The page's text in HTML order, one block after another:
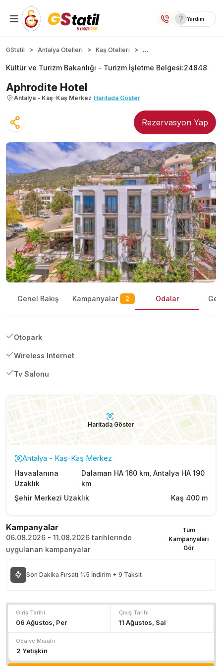
Yurt İçi Oteller
Temalı Oteller
Kıbrıs Otelleri
Lansmana Özel Oteller
Yurt Dışı Turlar
Yardım
GStatil Antalya Otelleri Kaş Otelleri ...
Kültür ve Turizm Bakanlığı - Turizm İşletme Belgesi:24848
Aphrodite Hotel
Antalya - Kaş-Kaş Merkez Haritada Göster
Rezervasyon Yap
Genel Bakış Kampanyalar 2 Odalar
Otopark
Wireless Internet
Tv Salonu
Haritada Göster
Antalya - Kaş-Kaş Merkez
Havaalanına
Uzaklık
Dalaman HA 160 km, Antalya HA 190
km
Şehir Merkezi Uzaklık
Kaş 400 m
Kampanyalar
06.08.2026 - 11.08.2026 tarihlerinde
uygulanan kampanyalar
Tüm
Kampanyaları
Gör
Son Dakika Fırsatı %5 İndirim + 9 Taksit
Giriş Tarihi Çıkış Tarihi
Oda ve Misafir